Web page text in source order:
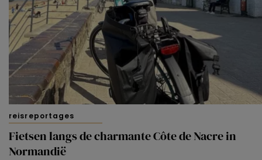
reisreportages
Fietsen langs de charmante Côte de Nacre in
Normandië